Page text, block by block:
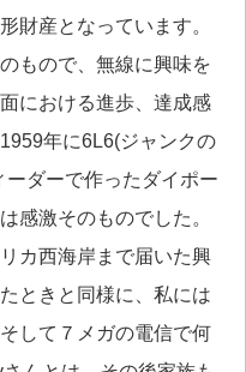
財産となっています。
もので、無線に興味を
における進歩、達成感
年に6L6(ジャンクの
ーダーで作ったダイポー
感激そのものでした。
カ西海岸まで届いた興
ときと同様に、私には
して７メガの電信で何